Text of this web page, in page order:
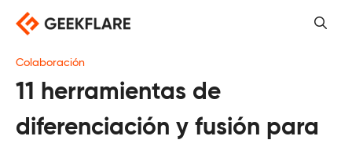
Saltar
contenido
Colaboración
11 herramientas de
diferenciación y fusión para